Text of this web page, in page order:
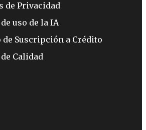
de Privacidad
uso de la IA
de Suscripción a Crédito
Calidad